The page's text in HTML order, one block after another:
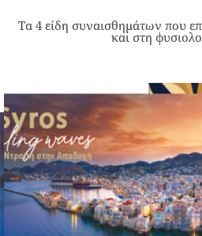
Τα 4 είδη συναισθημάτων που
και στη